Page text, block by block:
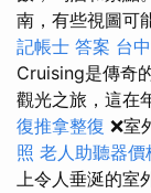
南，有些視圖可
記帳士 答案 台
Cruising是傳奇
觀光之旅，這在
復推拿整復 ❌室
照 老人助聽器價
上令人垂涎的室